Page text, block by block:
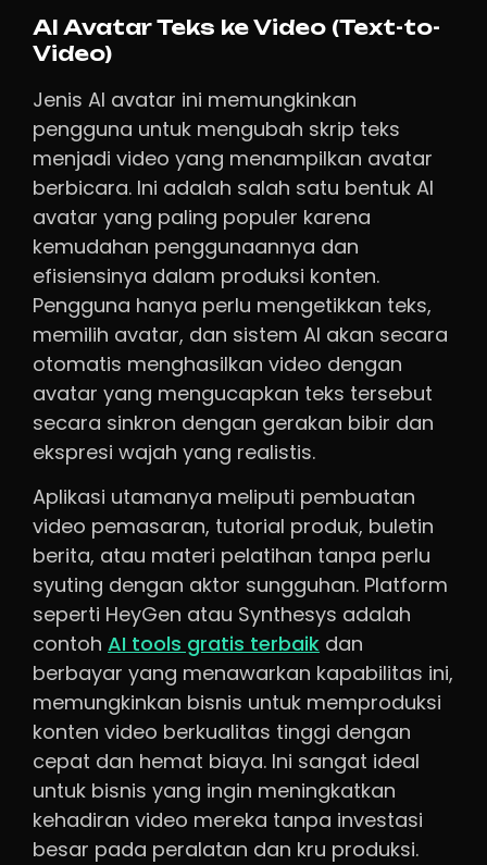
AI Avatar Teks ke Video (Text-to-
Video)
Jenis AI avatar ini memungkinkan
pengguna untuk mengubah skrip teks
menjadi video yang menampilkan avatar
berbicara. Ini adalah salah satu bentuk AI
avatar yang paling populer karena
kemudahan penggunaannya dan
efisiensinya dalam produksi konten.
Pengguna hanya perlu mengetikkan teks,
memilih avatar, dan sistem AI akan secara
otomatis menghasilkan video dengan
avatar yang mengucapkan teks tersebut
secara sinkron dengan gerakan bibir dan
ekspresi wajah yang realistis.
Aplikasi utamanya meliputi pembuatan
video pemasaran, tutorial produk, buletin
berita, atau materi pelatihan tanpa perlu
syuting dengan aktor sungguhan. Platform
seperti HeyGen atau Synthesys adalah
contoh AI tools gratis terbaik dan
berbayar yang menawarkan kapabilitas ini,
memungkinkan bisnis untuk memproduksi
konten video berkualitas tinggi dengan
cepat dan hemat biaya. Ini sangat ideal
untuk bisnis yang ingin meningkatkan
kehadiran video mereka tanpa investasi
besar pada peralatan dan kru produksi.